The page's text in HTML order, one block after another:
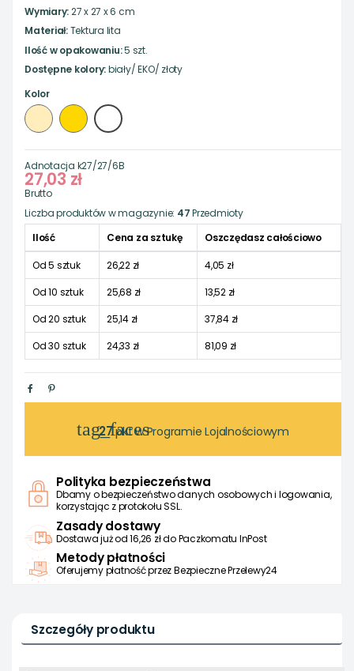
Wymiary:27 x 27 x 6 cm
Materiał:Tektura lita
Ilość w opakowaniu:5 szt.
Dostępne kolory:biały/ EKO/ złoty
Kolor
EKO
Złoty Biały
Adnotacja k27/27/6B
27,03 zł
Brutto
Liczba produktów w magazynie: 47Przedmioty
Ilość
Cena za sztukę Oszczędasz całościowo
Od 5 sztuk 26,22 zł
4,05 zł
Od 10 sztuk
25,68 zł
13,52 zł
Od 20 sztuk
25,14 zł
37,84 zł
Od 30 sztuk
24,33 zł 81,09 zł
tag_faces
27pkt w Programie Lojalnościowym
Polityka bezpieczeństwa
Dbamy o bezpieczeństwo danych osobowych i logowania,
korzystając z protokołu SSL.
Zasady dostawy
Dostawa już od 16,26 zł do Paczkomatu InPost
Metody płatności
Oferujemy płatność przez Bezpieczne Przelewy24
Szczegóły produktu